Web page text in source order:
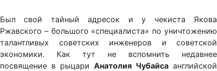
Был свой тайный адресок и у чекиста Якова
Ржавского – большого «специалиста» по уничтожению
талантливых советских инженеров и советской
экономики. Как тут не вспомнить недавнее
посвящение в рыцари Анатолия Чубайса английской